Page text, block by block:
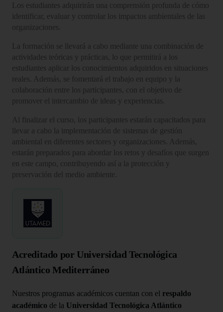
Los estudiantes adquirirán una comprensión profunda de cómo
identificar, evaluar y controlar los impactos ambientales de las
organizaciones.
La formación se llevará a cabo mediante una combinación de
actividades teóricas y prácticas, lo que permitirá a los
estudiantes aplicar los conocimientos adquiridos en situaciones
reales. Además, se fomentará el trabajo en equipo y la
colaboración entre los participantes, con el objetivo de
promover el intercambio de ideas y experiencias.
Al finalizar el curso, los participantes estarán capacitados para
llevar a cabo la implementación de sistemas de gestión
ambiental en diferentes sectores y organizaciones. Además,
estarán preparados para abordar los retos y desafíos que surgen
en este campo, contribuyendo así a la protección y
preservación del medio ambiente.
Acreditado por Universidad Tecnológica
Atlántico Mediterráneo
Nuestros programas académicos cuentan con el respaldo
académico de la Universidad Tecnológica Atlántico